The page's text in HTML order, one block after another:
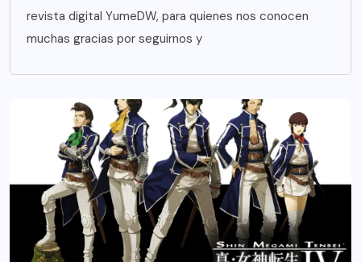
revista digital YumeDW, para quienes nos conocen
muchas gracias por seguirnos y